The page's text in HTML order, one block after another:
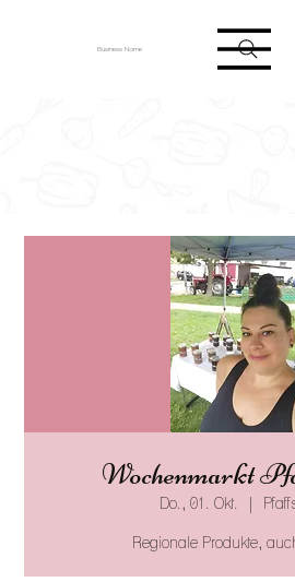
Business Name
Wochenmarkt
Do., 01. Okt.
Regionale Produkte,